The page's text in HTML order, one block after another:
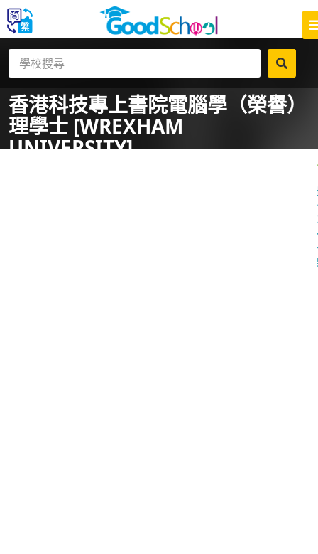
香港科技專上書院電腦學（榮譽）
理學士 [WREXHAM
UNIVERSITY]